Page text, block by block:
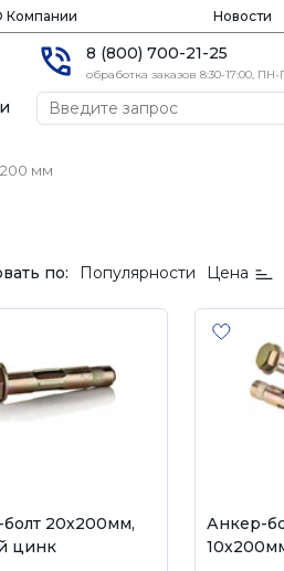
Компании Новости
8 (800) 700-21-25
обработка заказов 8:30-17:00, ПН-
200 мм
по: Популярности Цена
20х200мм,
цинк
Анкер-